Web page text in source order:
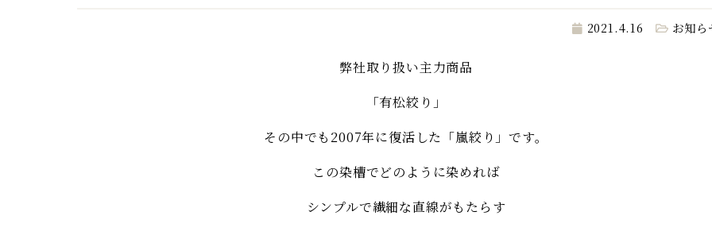
2021.4.16 お知ら
弊社取り扱い主力商品
「有松絞り」
その中でも2007年に復活した「嵐絞り」です。
この染槽でどのように染めれば
シンプルで繊細な直線がもたらす